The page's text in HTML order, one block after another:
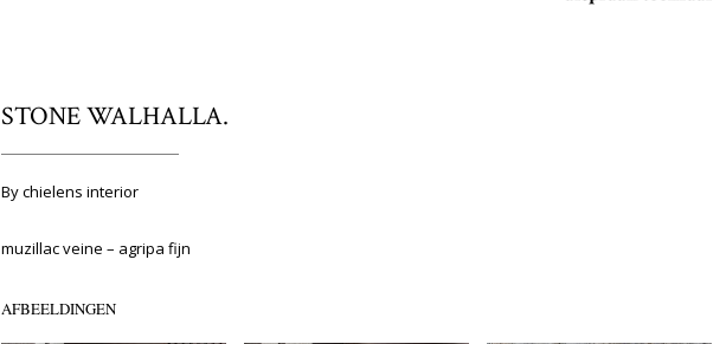
STONE WALHALLA.
By chielens interior
muzillac veine – agripa fijn
AFBEELDINGEN